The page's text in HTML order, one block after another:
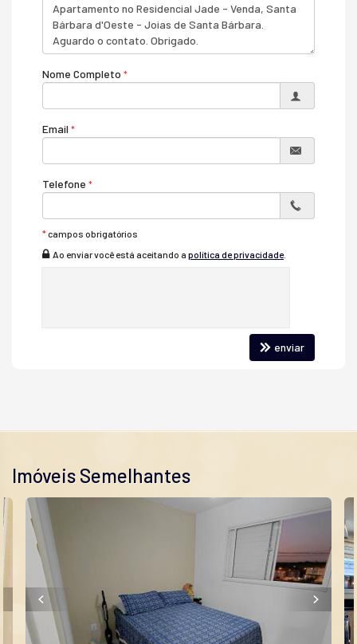
Área de Serviço
Copa/Cozinha
Salão de Festas
Medidores Individuais
Portão Eletrônico
Playground
Mini Mercado
Acessibilidade para PNE
Nome Completo
Email
Telefone
*campos obrigatórios
Ao enviar você está aceitando a política de privacidade.
enviar
Imóveis Semelhantes